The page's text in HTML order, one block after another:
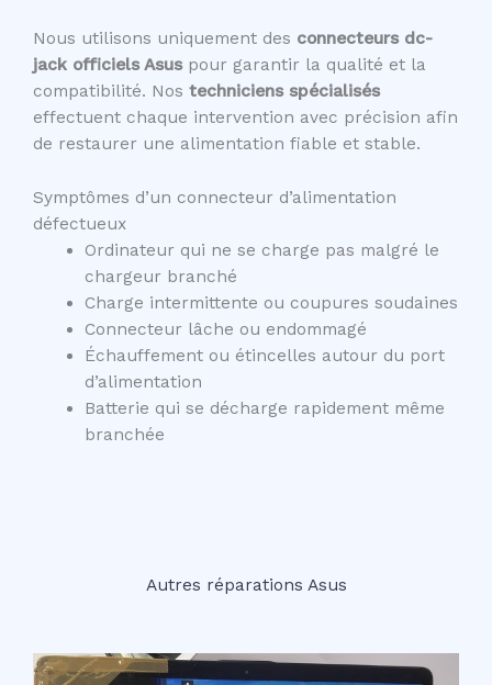
Nous utilisons uniquement des connecteurs dc-
jack officiels Asuspour garantir la qualité et la
compatibilité. Nos techniciens spécialisés
effectuent chaque intervention avec précision afin
de restaurer une alimentation fiable et stable.
Symptômes d’un connecteur d’alimentation
défectueux
Ordinateur qui ne se charge pas malgré le
chargeur branché
Charge intermittente ou coupures soudaines
Connecteur lâche ou endommagé
Échauffement ou étincelles autour du port
d’alimentation
Batterie qui se décharge rapidement même
branchée
Autres réparations Asus